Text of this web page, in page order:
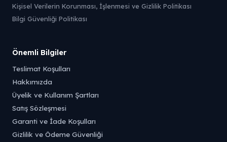
Kişisel Verilerin Korunması, İşlenmesi ve Gizlilik Politikası
Bilgi Güvenliği Politikası
Önemli Bilgiler
Teslimat Koşulları
Hakkımızda
Üyelik ve Kullanım Şartları
Satış Sözleşmesi
Garanti ve İade Koşulları
Gizlilik ve Ödeme Güvenliği